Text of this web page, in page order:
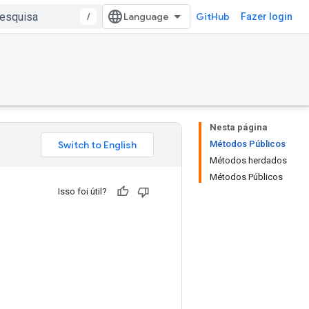
/ GitHub Fazer login
Nesta página
Métodos Públicos
Métodos herdados
Métodos Públicos
Isso foi útil?